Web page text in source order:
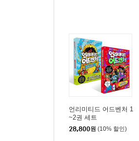
언리미티드 어드벤처 1
~2권 세트
28,800원 (10% 할인)